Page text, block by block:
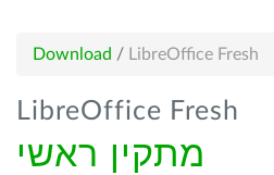
Download / LibreOffice Fresh
LibreOffice Fresh
מתקין ראשי